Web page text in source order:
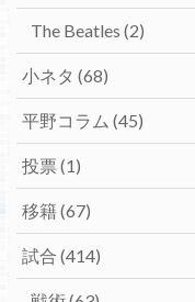
The Beatles (2)
小ネタ (68)
平野コラム (45)
投票 (1)
移籍(67)
試合 (414)